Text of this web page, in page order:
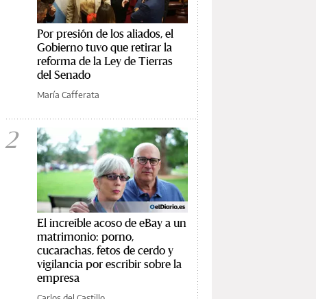
Por presión de los aliados, el
Gobierno tuvo que retirar la
reforma de la Ley de Tierras
del Senado
María Cafferata
2
El increíble acoso de eBay a un
matrimonio: porno,
cucarachas, fetos de cerdo y
vigilancia por escribir sobre la
empresa